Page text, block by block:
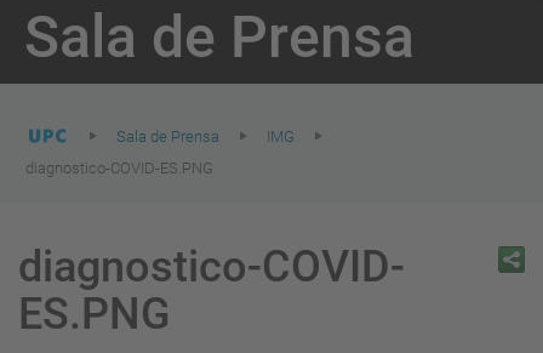
de
Catalunya
Sala de Prensa
here:
Sala de Prensa
IMG
diagnostico-COVID-ES.PNG
diagnostico-COVID-
ES.PNG